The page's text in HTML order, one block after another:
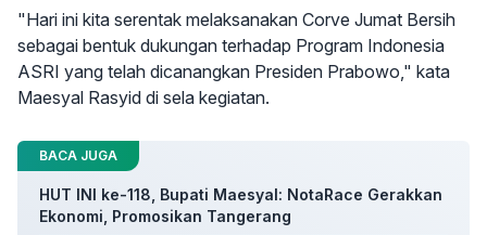
"Hari ini kita serentak melaksanakan Corve Jumat Bersih
sebagai bentuk dukungan terhadap Program Indonesia
ASRI yang telah dicanangkan Presiden Prabowo," kata
Maesyal Rasyid di sela kegiatan.
BACA JUGA
HUT INI ke-118, Bupati Maesyal: NotaRace Gerakkan
Ekonomi, Promosikan Tangerang